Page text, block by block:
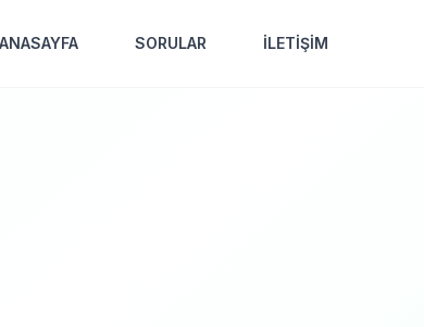
ANASAYFA SORULAR İLETİŞİM